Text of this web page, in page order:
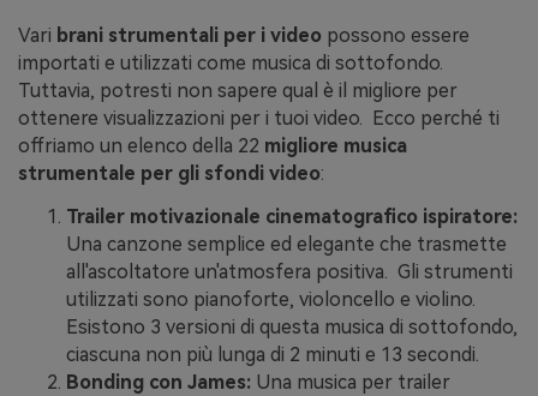
Vari brani strumentali per i video possono essere
importati e utilizzati come musica di sottofondo.
Tuttavia, potresti non sapere qual è il migliore per
ottenere visualizzazioni per i tuoi video. Ecco perché ti
offriamo un elenco della 22 migliore musica
strumentale per gli sfondi video:
Trailer motivazionale cinematografico ispiratore:
Una canzone semplice ed elegante che trasmette
all'ascoltatore un'atmosfera positiva. Gli strumenti
utilizzati sono pianoforte, violoncello e violino.
Esistono 3 versioni di questa musica di sottofondo,
ciascuna non più lunga di 2 minuti e 13 secondi.
Bonding con James: Una musica per trailer